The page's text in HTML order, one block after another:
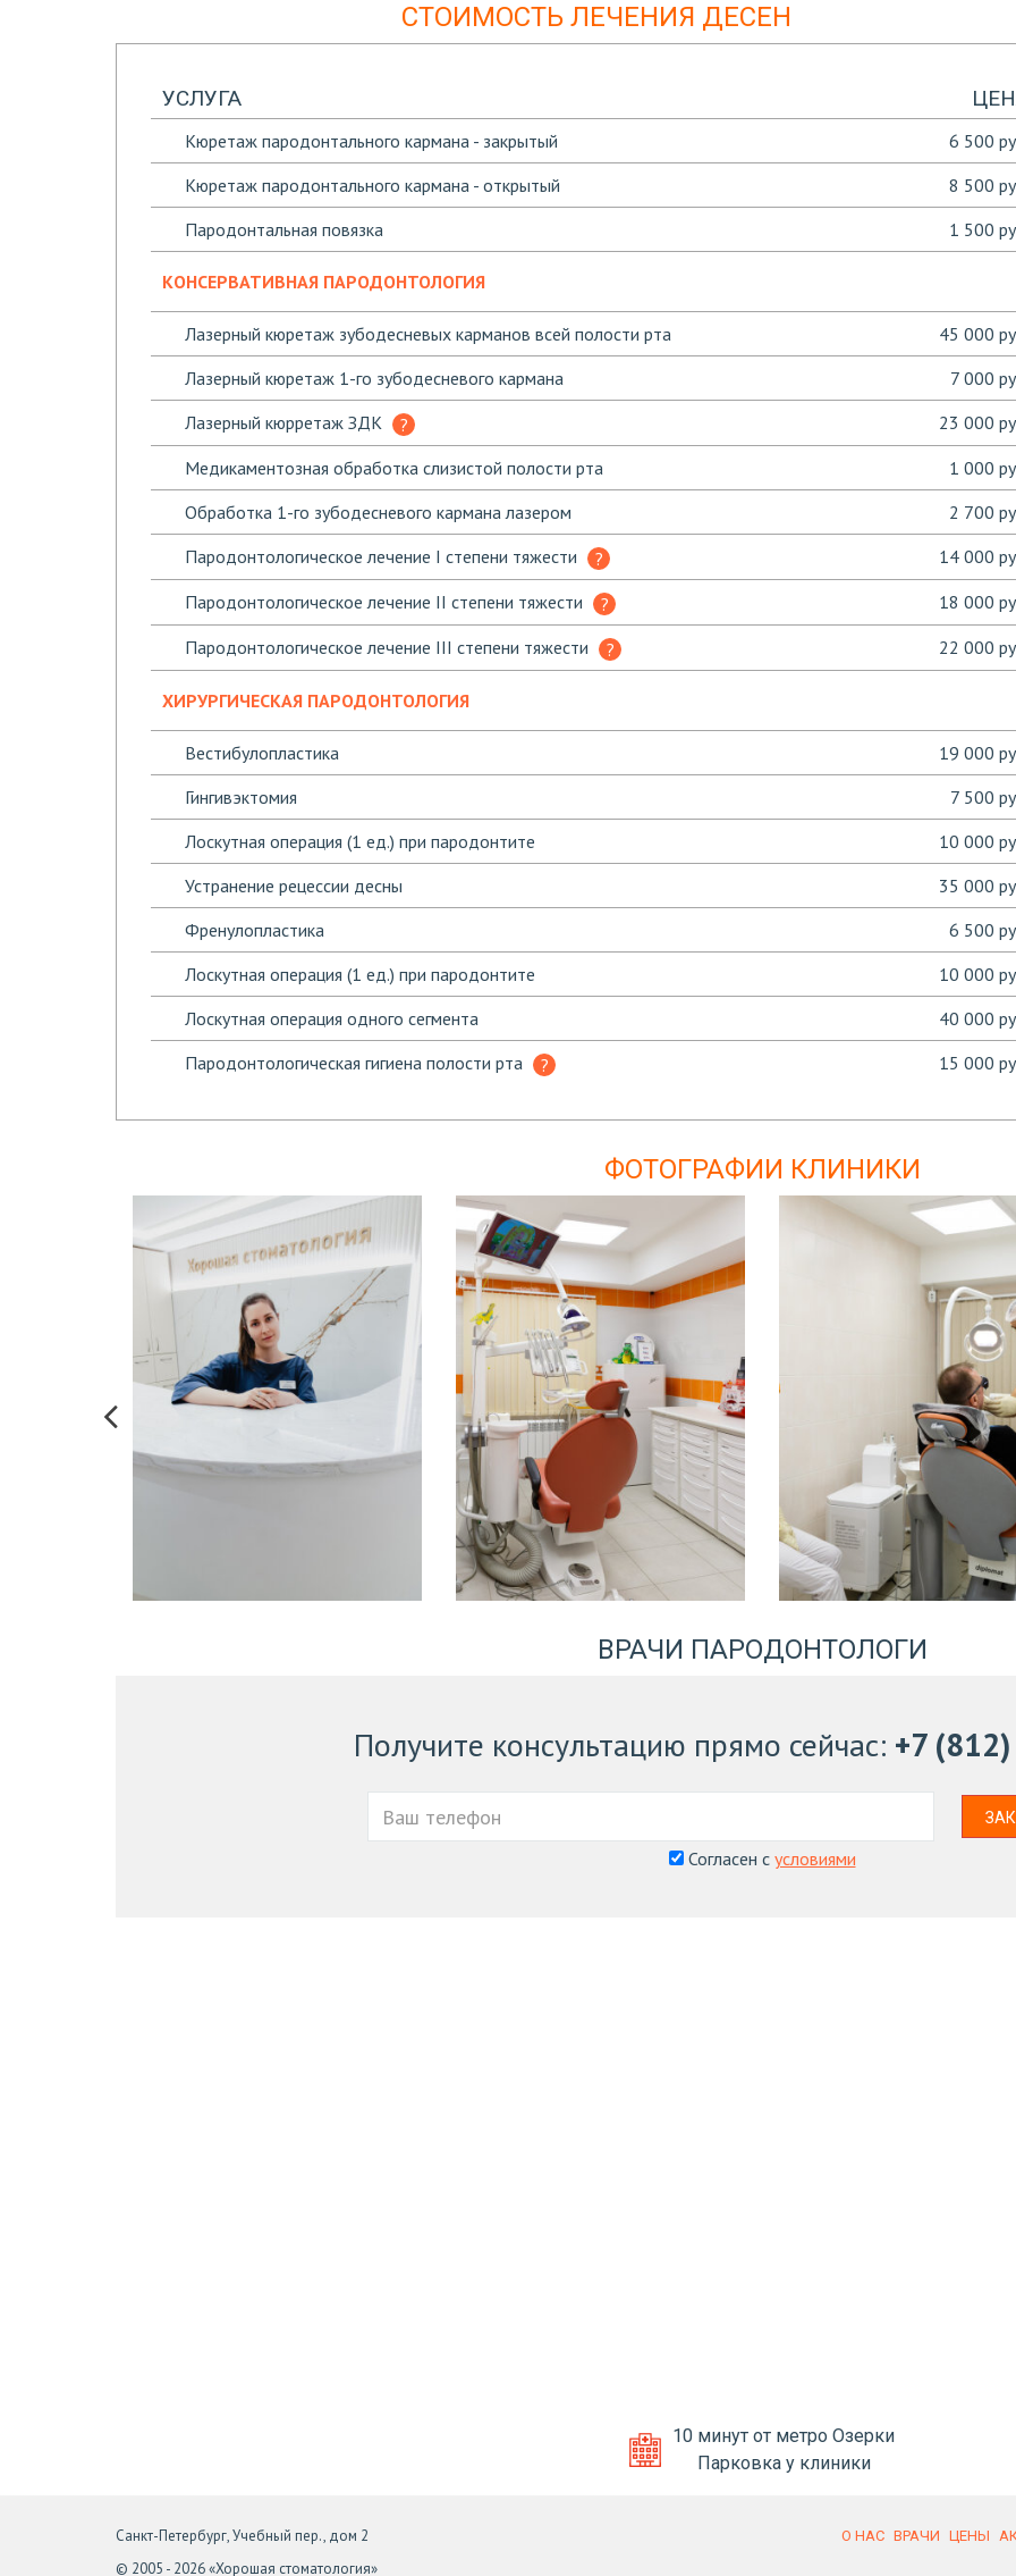
СТОИМОСТЬ ЛЕЧЕНИЯ ДЕСЕН
УСЛУГА
Кюретаж пародонтального кармана - закрытый
6 500
Кюретаж пародонтального кармана - открытый
8 500
Пародонтальная повязка
1 500
КОНСЕРВАТИВНАЯ ПАРОДОНТОЛОГИЯ
Лазерный кюретаж зубодесневых карманов всей полости рта
45 000
Лазерный кюретаж 1-го зубодесневого кармана
7 000
Лазерный кюрретаж ЗДК
23 000
Медикаментозная обработка слизистой полости рта
1 000
Обработка 1-го зубодесневого кармана лазером
2 700
Пародонтологическое лечение I степени тяжести
14 000
Пародонтологическое лечение II степени тяжести
18 000
Пародонтологическое лечение III степени тяжести
22 000
ХИРУРГИЧЕСКАЯ ПАРОДОНТОЛОГИЯ
Вестибулопластика
19 000
Гингивэктомия
7 500
Лоскутная операция (1 ед.) при пародонтите
10 000
Устранение рецессии десны
35 000
Френулопластика
6 500
Лоскутная операция (1 ед.) при пародонтите
10 000
Лоскутная операция одного сегмента
40 000
Пародонтологическая гигиена полости рта
15 000
ФОТОГРАФИИ КЛИНИКИ
ВРАЧИ ПАРОДОНТОЛОГИ
Получите консультацию прямо сейчас: +7
телефон
Согласен с условиями
10 минут от метро Озерки
Парковка у клиники
Санкт-Петербург, Учебный пер., дом 2 О НАС ВРАЧИ ЦЕНЫ
© 2005 - 2026 «Хорошая стоматология»